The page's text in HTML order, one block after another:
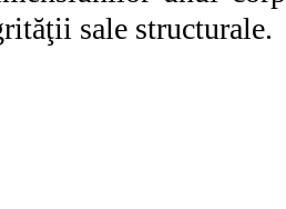
sale structurale.